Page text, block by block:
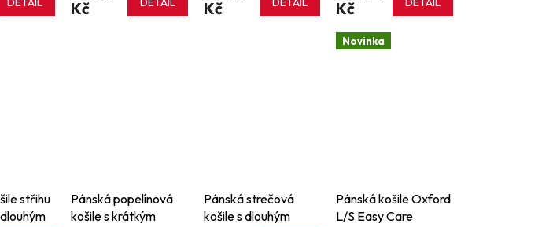
Kč
Kč
Kč
střihu
Pánská popelínová
košile s krátkým
Pánská strečová
košile s dlouhým
Novinka
Pánská košile Oxford
L/S Easy Care